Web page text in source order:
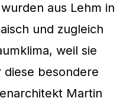
aus Lehm in
und zugleich
weil sie
besondere
Martin